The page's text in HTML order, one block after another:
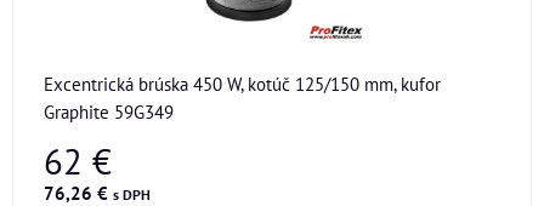
Excentrická brúska 450 W, kotúč 125/150 mm, kufor
Graphite 59G349
62 €
76,26 € s DPH